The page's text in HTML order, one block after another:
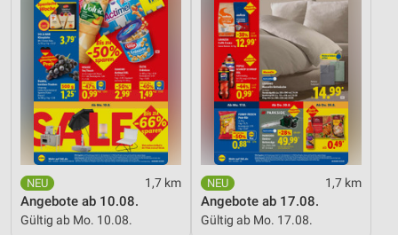
1,7 km
Angebote ab 10.08.
Gültig ab Mo. 10.08.
1,7 km
Angebote ab 17.08.
Gültig ab Mo. 17.08.